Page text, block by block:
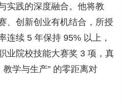
实践的深度融合。他将教
、创新创业有机结合，所授
连续 5 年保持 95% 以上，
业院校技能大赛奖 3 项，真
学与生产” 的零距离对